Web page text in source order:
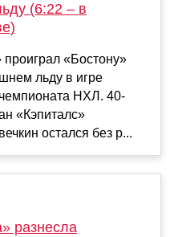
(6:22 – в
«Бостону»
льду в игре
НХЛ. 40-
«Кэпиталс»
остался без р...
разнесла